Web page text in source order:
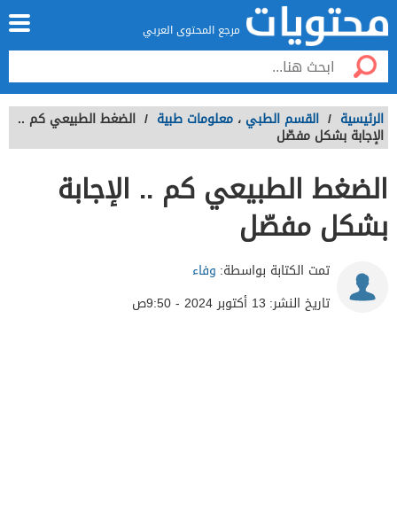
مرجع المحتوى العربي
الرئيسية / القسم الطبي ، معلومات طبية / الضغط الطبيعي كم ..
الإجابة بشكل مفصّل
الضغط الطبيعي كم .. الإجابة
بشكل مفصّل
تمت الكتابة بواسطة: وفاء
تاريخ النشر: 13 أكتوبر 2024 - 9:50ص